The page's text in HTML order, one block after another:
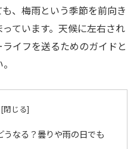
、梅雨という季節を前向き
ています。天候に左右され
イフを送るためのガイドと
なる？曇りや雨の日でも